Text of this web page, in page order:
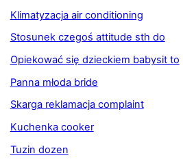
Klimatyzacja air conditioning
Stosunek czegoś attitude sth do
Opiekować się dzieckiem babysit to
Panna młoda bride
Skarga reklamacja complaint
Kuchenka cooker
Tuzin dozen